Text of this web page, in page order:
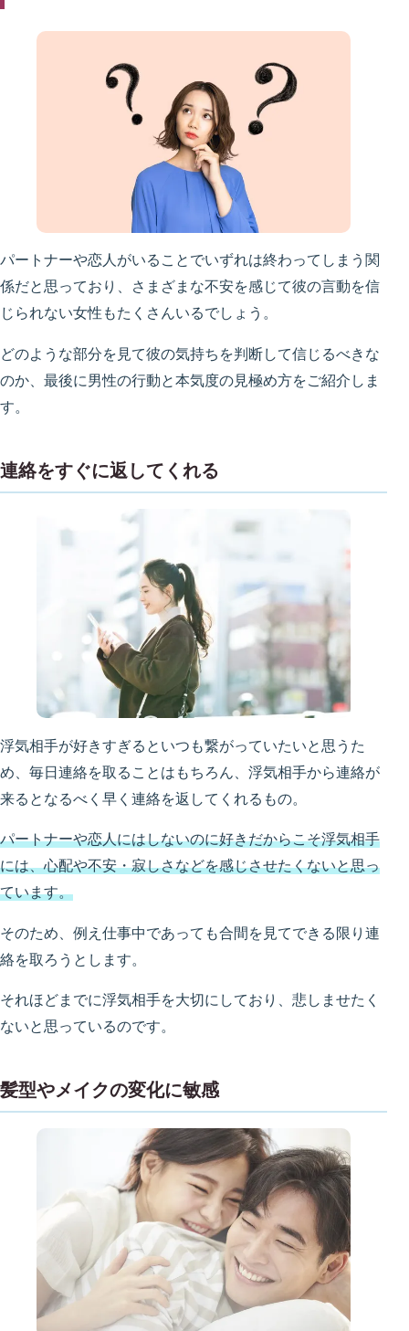
パートナーや恋人がいることでいずれは終わってしまう関
係だと思っており、さまざまな不安を感じて彼の言動を信
じられない女性もたくさんいるでしょう。
どのような部分を見て彼の気持ちを判断して信じるべきな
のか、最後に男性の行動と本気度の見極め方をご紹介しま
す。
連絡をすぐに返してくれる
浮気相手が好きすぎるといつも繋がっていたいと思うた
め、毎日連絡を取ることはもちろん、浮気相手から連絡が
来るとなるべく早く連絡を返してくれるもの。
パートナーや恋人にはしないのに好きだからこそ浮気相手
には、心配や不安・寂しさなどを感じさせたくないと思っ
ています。
そのため、例え仕事中であっても合間を見てできる限り連
絡を取ろうとします。
それほどまでに浮気相手を大切にしており、悲しませたく
ないと思っているのです。
髪型やメイクの変化に敏感